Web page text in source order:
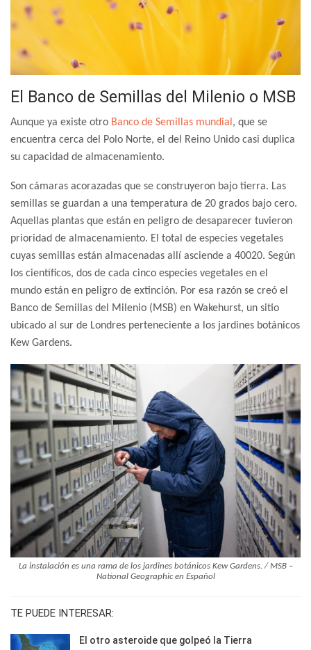
El Banco de Semillas del Milenio o MSB
Aunque ya existe otro Banco de Semillas mundial , que se
encuentra cerca del Polo Norte, el del Reino Unido casi duplica
su capacidad de almacenamiento.
Son cámaras acorazadas que se construyeron bajo tierra. Las
semillas se guardan a una temperatura de 20 grados bajo cero.
Aquellas plantas que están en peligro de desaparecer tuvieron
prioridad de almacenamiento. El total de especies vegetales
cuyas semillas están almacenadas allí asciende a 40020. Según
los científicos, dos de cada cinco especies vegetales en el
mundo están en peligro de extinción. Por esa razón se creó el
Banco de Semillas del Milenio (MSB) en Wakehurst, un sitio
ubicado al sur de Londres perteneciente a los jardines botánicos
Kew Gardens.
La instalación es una rama de los jardines botánicos Kew Gardens. / MSB –
National Geographic en Español
TE PUEDE INTERESAR:
El otro asteroide que golpeó la Tierra